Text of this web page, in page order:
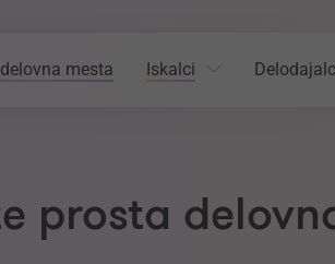
mesta Iskalci
prosta